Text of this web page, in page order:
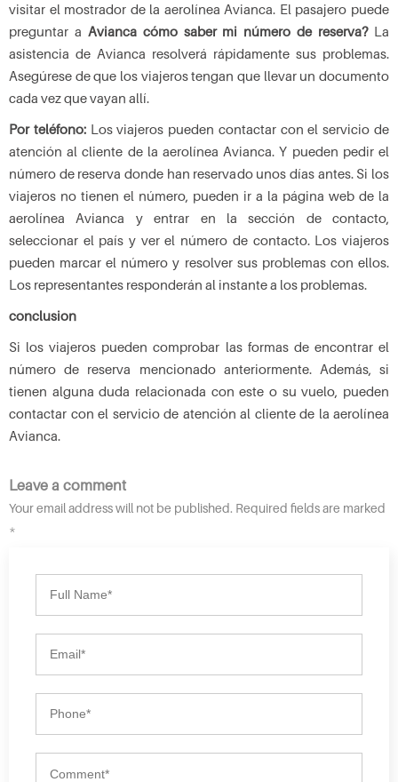
visitar el mostrador de la aerolínea Avianca. El pasajero puede
preguntar a Avianca cómo saber mi número de reserva? La
asistencia de Avianca resolverá rápidamente sus problemas.
Asegúrese de que los viajeros tengan que llevar un documento
cada vez que vayan allí.
Por teléfono:Los viajeros pueden contactar con el servicio de
atención al cliente de la aerolínea Avianca. Y pueden pedir el
número de reserva donde han reservado unos días antes. Si los
viajeros no tienen el número, pueden ir a la página web de la
aerolínea Avianca y entrar en la sección de contacto,
seleccionar el país y ver el número de contacto. Los viajeros
pueden marcar el número y resolver sus problemas con ellos.
Los representantes responderán al instante a los problemas.
conclusion
Si los viajeros pueden comprobar las formas de encontrar el
número de reserva mencionado anteriormente. Además, si
tienen alguna duda relacionada con este o su vuelo, pueden
contactar con el servicio de atención al cliente de la aerolínea
Avianca.
Leave a comment
Your email address will not be published. Required fields are marked
*